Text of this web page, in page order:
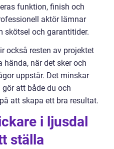
funktion, finish och
aktör lämnar
och garantitider.
också resten av projektet
hända, när det sker och
uppstår. Det minskar
att både du och
att skapa ett bra resultat.
i ljusdal
ställa